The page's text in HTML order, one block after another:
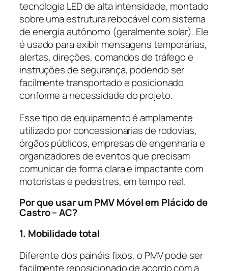
tecnologia LED de alta intensidade, montado
sobre uma estrutura rebocável com sistema
de energia autônomo (geralmente solar). Ele
é usado para exibir mensagens temporárias,
alertas, direções, comandos de tráfego e
instruções de segurança, podendo ser
facilmente transportado e posicionado
conforme a necessidade do projeto.
Esse tipo de equipamento é amplamente
utilizado por concessionárias de rodovias,
órgãos públicos, empresas de engenharia e
organizadores de eventos que precisam
comunicar de forma clara e impactante com
motoristas e pedestres, em tempo real.
Por que usar um PMV Móvel em Plácido de
Castro – AC?
1. Mobilidade total
Diferente dos painéis fixos, o PMV pode ser
facilmente reposicionado de acordo com a